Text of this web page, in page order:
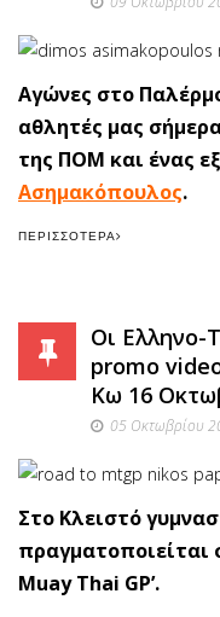
Αγώνες στο
αθλητές μας
της ΠΟΜ και ένας
Ασημακόπουλος.
ΠΕΡΙΣΣΌΤΕΡΑ
Οι Ελληνο-
promo
Κω 16
05 Οκτωβρίου
Στο Κλειστό
πραγματοποιείται
Muay Thai GP’.